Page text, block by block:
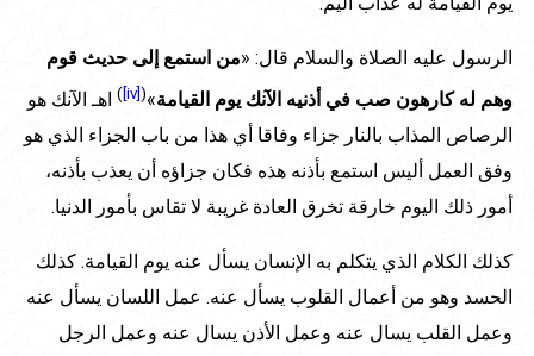
الرسول عليه الصلاة والسلام قال: «من استمع إلى حديث قوم
وهم له كارهون صب في أذنيه الآنك يوم القيامة»
(
) اهـ الآنك هو
الرصاص المذاب بالنار جزاء وفاقا أي هذا من باب الجزاء الذي هو
وفق العمل أليس استمع بأذنه هذه فكان جزاؤه أن يعذب بأذنه،
أمور ذلك اليوم خارقة تخرق العادة غريبة لا تقاس بأمور الدنيا.
كذلك الكلام الذي يتكلم به الإنسان يسأل عنه يوم القيامة. كذلك
الحسد وهو من أعمال القلوب يسأل عنه. عمل اللسان يسأل عنه
وعمل القلب يسال عنه وعمل الأذن يسال عنه وعمل الرجل